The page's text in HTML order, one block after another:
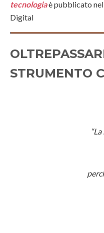
tecnologiaè pubblicato
Digital
O
STRUMENTO